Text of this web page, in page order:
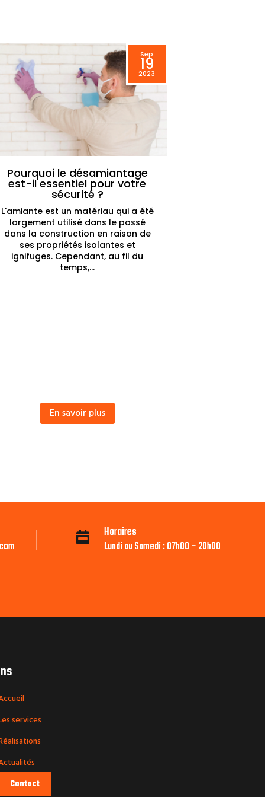
Sep
19
2023
Pourquoi le désamiantage
est-il essentiel pour votre
sécurité ?
L'amiante est un matériau qui a été
largement utilisé dans le passé
dans la construction en raison de
ses propriétés isolantes et
ignifuges. Cependant, au fil du
temps,...
En savoir plus
 Horaires
Lundi au Samedi : 07h00 – 20h00
services
Contact